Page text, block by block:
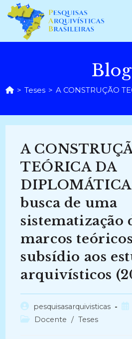
para
conteúdo
Blog
> Teses > A CONSTRUÇÃO
A
TEÓRICA DA
busca de uma
sistematização
marcos
subsídio aos
arquivísticos
Autor
do
pesquisasarquivisticas
Categoria
Docente / Teses